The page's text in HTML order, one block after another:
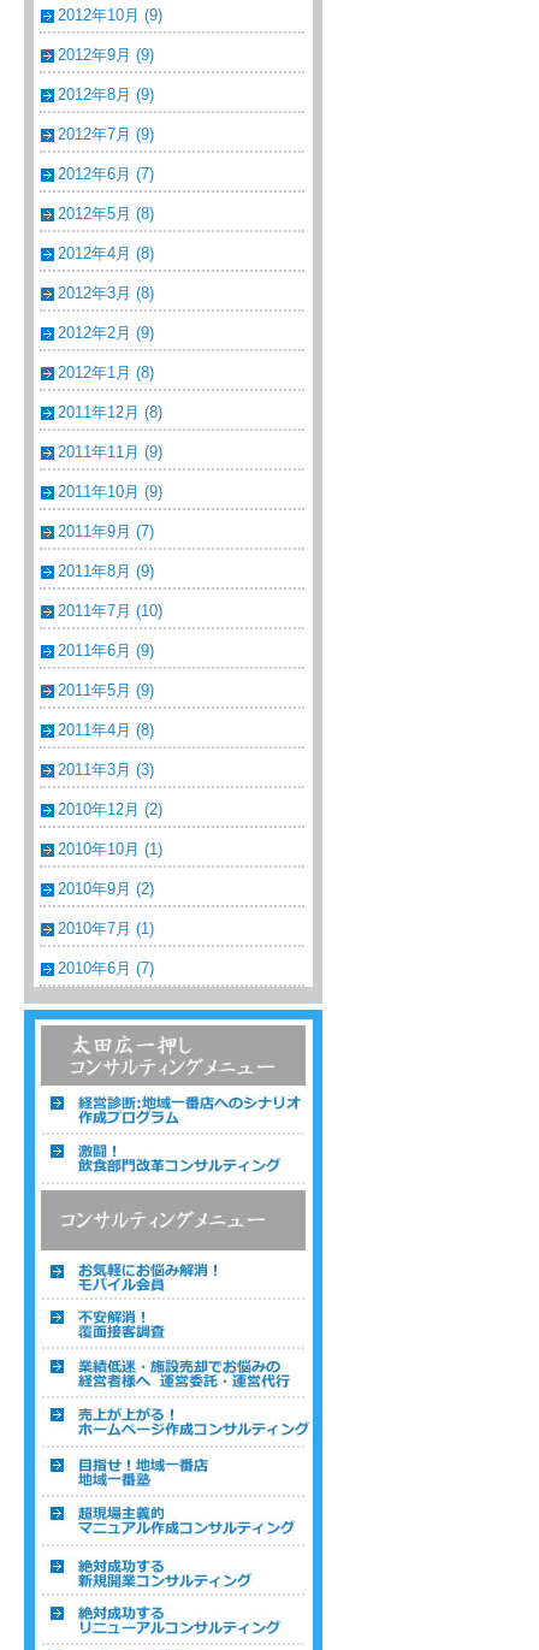
2012年10月 (9)
2012年9月 (9)
2012年8月 (9)
2012年7月 (9)
2012年6月 (7)
2012年5月 (8)
2012年4月 (8)
2012年3月 (8)
2012年2月 (9)
2012年1月 (8)
2011年12月 (8)
2011年11月 (9)
2011年10月 (9)
2011年9月 (7)
2011年8月 (9)
2011年7月 (10)
2011年6月 (9)
2011年5月 (9)
2011年4月 (8)
2011年3月 (3)
2010年12月 (2)
2010年10月 (1)
2010年9月 (2)
2010年7月 (1)
2010年6月 (7)
温浴・温泉・スーパー銭湯コンサルティン
グメニュー一覧